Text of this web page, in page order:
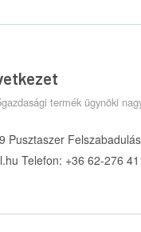
termék ügynöki
Pusztaszer
Telefon: +36 62-276